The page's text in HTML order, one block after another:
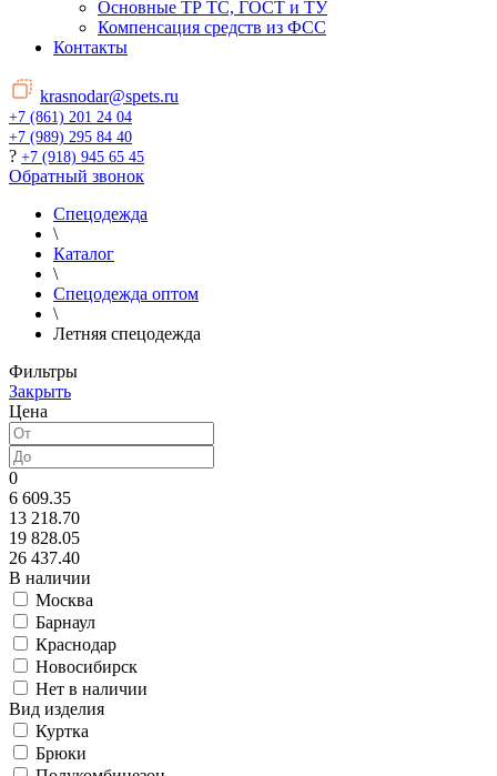
Основные ТР ТС, ГОСТ и ТУ
Компенсация средств из ФСС
Контакты
krasnodar@spets.ru
+7 (861) 201 24 04
+7 (989) 295 84 40
? +7 (918) 945 65 45
Обратный звонок
Спецодежда
\
Каталог
\
Спецодежда оптом
\
Летняя спецодежда
Фильтры
Закрыть
Цена
0
6 609.35
13 218.70
19 828.05
26 437.40
В наличии
Москва
Барнаул
Краснодар
Новосибирск
Нет в наличии
Вид изделия
Куртка
Брюки